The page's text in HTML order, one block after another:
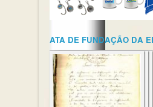
ATA DE FUNDAÇÃO DA